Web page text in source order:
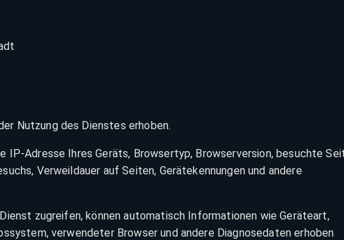
Nutzung des Dienstes erhoben.
IP-Adresse Ihres Geräts, Browsertyp, Browserversion, besuchte
Verweildauer auf Seiten, Gerätekennungen und andere
zugreifen, können automatisch Informationen wie Geräteart,
verwendeter Browser und andere Diagnosedaten erhoben